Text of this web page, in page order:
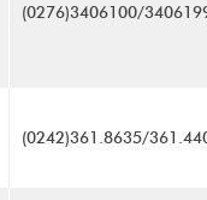
(0276)3406100/
(0242)361.8635/